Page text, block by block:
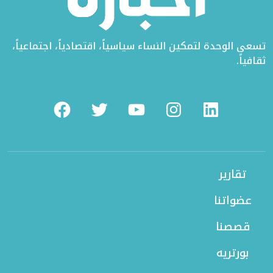
تسعى الوحدة لتمكين النساء سياسياً، اقتصادياً، اجتماعياً،
ثقافياً.
FacebookTwitterYoutubeInstagramLinkedin
تقارير
عضواتنا
قصصنا
بورتريه